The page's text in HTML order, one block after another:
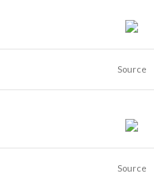
Source
Source